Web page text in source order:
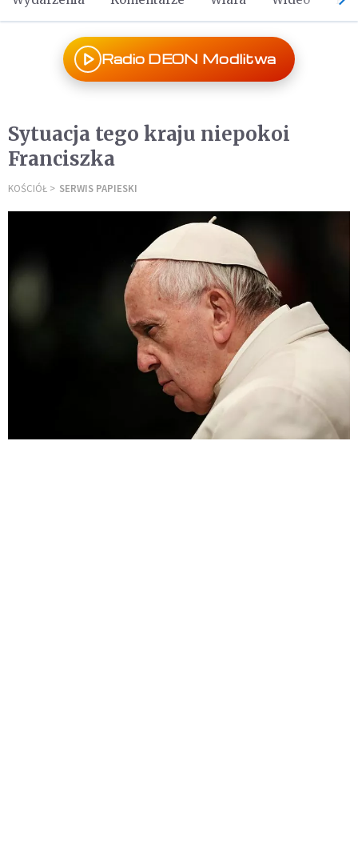
Radio DEON Modlitwa
Sytuacja tego kraju niepokoi
Franciszka
KOŚCIÓŁ SERWIS PAPIESKI